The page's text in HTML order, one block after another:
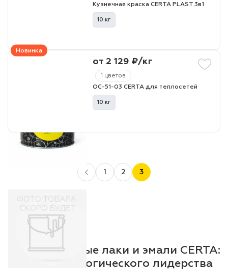
Кузнечная краска CERTA PLAST 3в1
10 кг
Новинка
1 цветов
от 2 129 ₽/кг
ОС-51-03 CERTA для теплосетей
10 кг
1 2 3
Промышленные лаки и эмали CERTA:
25 лет технологического лидерства